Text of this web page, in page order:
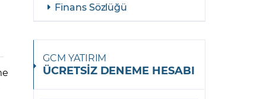
Finans Sözlüğü
GCM YATIRIM
ÜCRETSİZ DENEME HESABI